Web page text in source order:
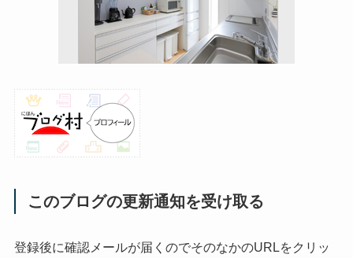
このブログの更新通知を受け取る
登録後に確認メールが届くのでそのなかのURLをクリッ